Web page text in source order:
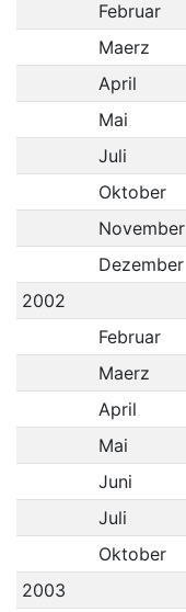
Februar
Maerz
April
Mai
Juli
Oktober
November
Dezember
2002
Februar
Maerz
April
Mai
Juni
Juli
Oktober
2003